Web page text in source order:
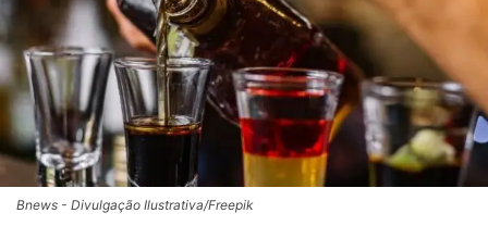
Bnews - Divulgação Ilustrativa/Freepik